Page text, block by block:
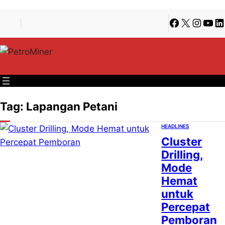
Facebook
X
Tag: Lapangan Petani
HEADLINES
Cluster
Drilling,
Mode
Hemat
untuk
Percepat
Pemboran